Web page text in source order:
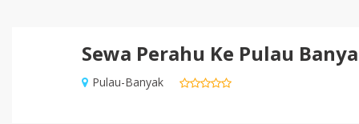
Sewa Perahu Ke Pulau
Pulau-Banyak